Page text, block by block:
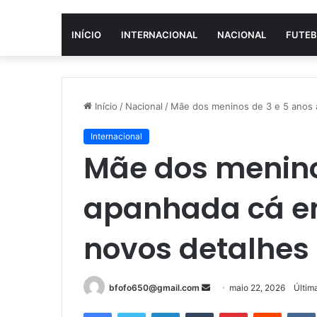
INÍCIO INTERNACIONAL NACIONAL
Início / Nacional / Mãe dos meninos de 3 e 5 anos
Internacional
Mãe dos
apanhada cá
novos detalhes
bfofo650@gmail.com
Mandemaio 22, 2026
FacebookTwitter LinkedinTumblr PinterestReddit